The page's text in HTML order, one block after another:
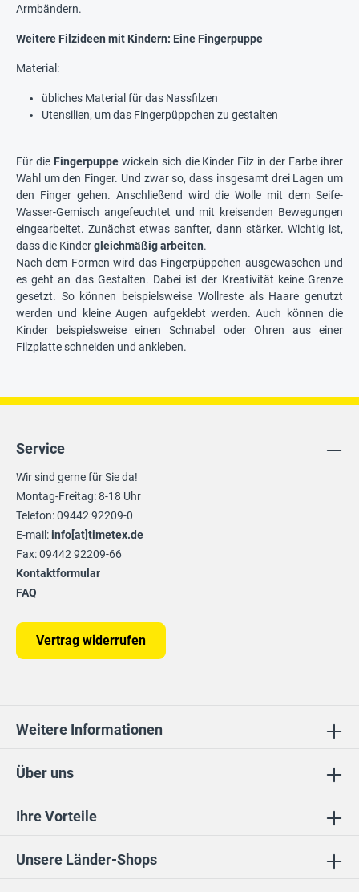
Armbändern.
Weitere Filzideen mit Kindern: Eine Fingerpuppe
Material:
übliches Material für das Nassfilzen
Utensilien, um das Fingerpüppchen zu gestalten
Für die Fingerpuppewickeln sich die Kinder Filz in der Farbe ihrer
Wahl um den Finger. Und zwar so, dass insgesamt drei Lagen um
den Finger gehen. Anschließend wird die Wolle mit dem Seife-
Wasser-Gemisch angefeuchtet und mit kreisenden Bewegungen
eingearbeitet. Zunächst etwas sanfter, dann stärker. Wichtig ist,
dass die Kindergleichmäßig arbeiten.
Nach dem Formen wird das Fingerpüppchen ausgewaschen und
es geht an das Gestalten. Dabei ist der Kreativität keine Grenze
gesetzt. So können beispielsweise Wollreste als Haare genutzt
werden und kleine Augen aufgeklebt werden. Auch können die
Kinder beispielsweise einen Schnabel oder Ohren aus einer
Filzplatte schneiden und ankleben.
Ihre Vorteile
Unsere Länder-Shops
Über uns
Service
Wir sind gerne für Sie da!
Montag-Freitag: 8-18 Uhr
Telefon: 09442 92209-0
E-mail:info[at]timetex.de
Fax: 09442 92209-66
Kontaktformular
FAQ
Vertrag widerrufen
Weitere Informationen